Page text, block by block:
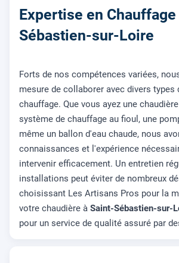
Expertise en
Sébastien-sur-Loire
Forts de nos compétences variées,
mesure de collaborer avec divers types
chauffage. Que vous ayez une
système de chauffage au fioul, une
même un ballon d'eau chaude, nous
connaissances et l'expérience
intervenir efficacement. Un entretien
installations peut éviter de nombreux
choisissant Les Artisans Pros pour la
votre chaudière à Saint-Sébastien-sur-
pour un service de qualité assuré par